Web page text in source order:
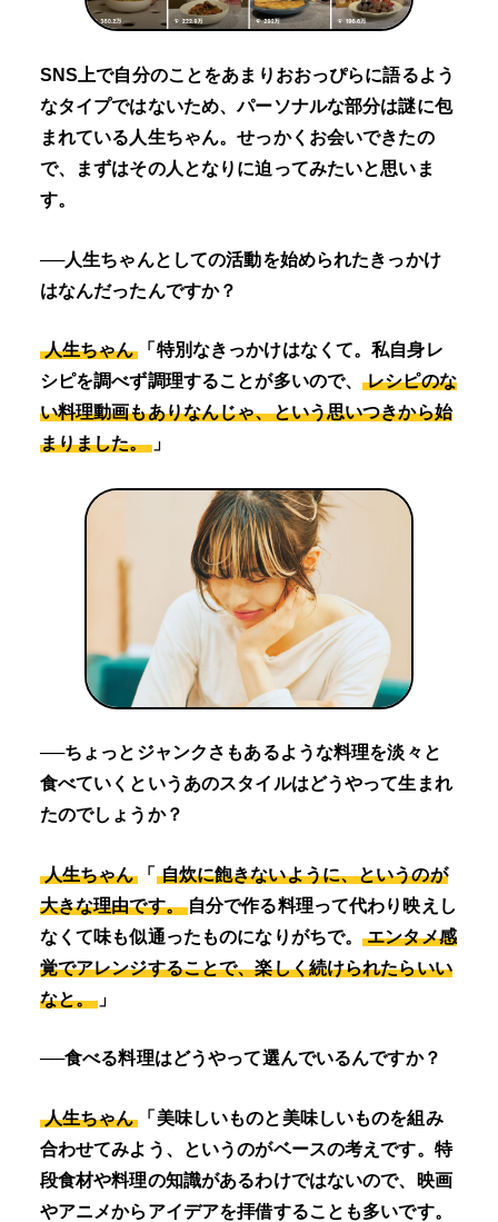
SNS上で自分のことをあまりおおっぴらに語るよう
なタイプではないため、パーソナルな部分は謎に包
まれている人生ちゃん。せっかくお会いできたの
で、まずはその人となりに迫ってみたいと思いま
す。
──人生ちゃんとしての活動を始められたきっかけ
はなんだったんですか？
人生ちゃん
「特別なきっかけはなくて。私自身レ
シピを調べず調理することが多いので、 レシピのな
い料理動画もありなんじゃ、という思いつきから始
まりました。 」
──ちょっとジャンクさもあるような料理を淡々と
食べていくというあのスタイルはどうやって生まれ
たのでしょうか？
人生ちゃん 「 自炊に飽きないように、というのが
大きな理由です。 自分で作る料理って代わり映えし
なくて味も似通ったものになりがちで。 エンタメ感
覚でアレンジすることで、楽しく続けられたらいい
なと。 」
──食べる料理はどうやって選んでいるんですか？
人生ちゃん
「美味しいものと美味しいものを組み
合わせてみよう、というのがベースの考えです。特
段食材や料理の知識があるわけではないので、映画
やアニメからアイデアを拝借することも多いです。